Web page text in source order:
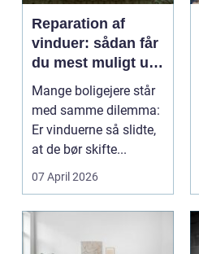
Reparation af
vinduer: sådan får
du mest muligt ud
af dine gamle
vinduer
Mange boligejere står
med samme dilemma:
Er vinduerne så slidte,
at de bør skifte...
07 April 2026